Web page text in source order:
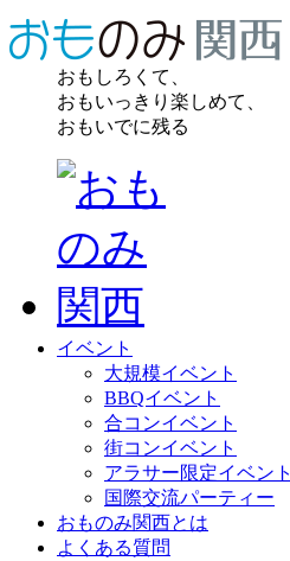
おもしろくて、
おもいっきり楽しめて、
おもいでに残る
イベント
大規模イベント
BBQイベント
合コンイベント
街コンイベント
アラサー限定イベント
国際交流パーティー
おものみ関西とは
よくある質問